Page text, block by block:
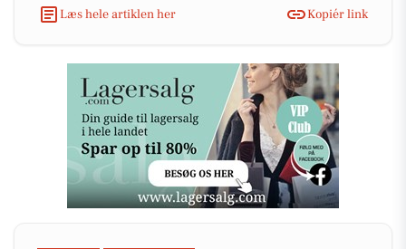
Læs hele artiklen her
Kopiér link